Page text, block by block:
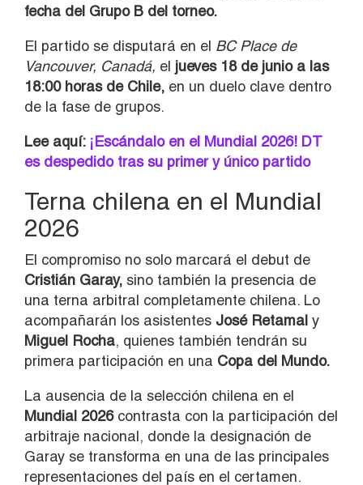
fecha del Grupo B del torneo.
El partido se disputará en el BC Place de
Vancouver, Canadá, el jueves 18 de junio a las
18:00 horas de Chile, en un duelo clave dentro
de la fase de grupos.
Lee aquí: ¡Escándalo en el Mundial 2026! DT
es despedido tras su primer y único partido
Terna chilena en el Mundial
2026
El compromiso no solo marcará el debut de
Cristián Garay, sino también la presencia de
una terna arbitral completamente chilena. Lo
acompañarán los asistentes José Retamal y
Miguel Rocha, quienes también tendrán su
primera participación en una Copa del Mundo.
La ausencia de la selección chilena en el
Mundial 2026contrasta con la participación del
arbitraje nacional, donde la designación de
Garay se transforma en una de las principales
representaciones del país en el certamen.